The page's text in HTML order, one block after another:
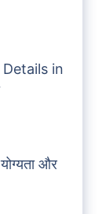
Details in
और